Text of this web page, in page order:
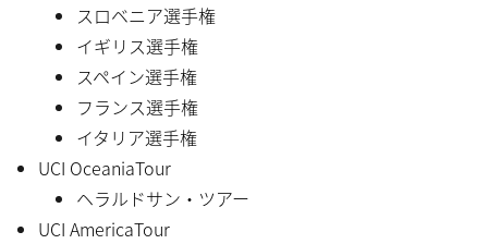
スロベニア選手権
イギリス選手権
スペイン選手権
フランス選手権
イタリア選手権
UCI OceaniaTour
ヘラルドサン・ツアー
UCI AmericaTour